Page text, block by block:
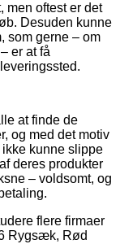
men oftest er det
Desuden kunne
som gerne – om
er at få
at finde de
og med det motiv
kunne slippe
deres produkter
– voldsomt, og
flere firmaer
Rygsæk, Rød